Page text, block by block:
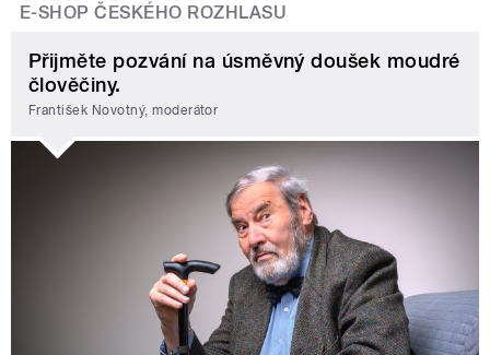
E-SHOP ČESKÉHO ROZHLASU
Přijměte pozvání na úsměvný doušek moudré
člověčiny.
František Novotný, moderátor